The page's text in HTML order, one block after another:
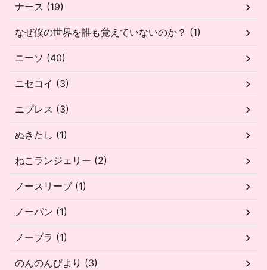
ナース (19)
なぜ僕の世界を誰も覚えていないのか？ (1)
ニーソ (40)
ニセコイ (3)
ニプレス (3)
ぬきたし (1)
ねこランジェリー (2)
ノースリーブ (1)
ノーパン (1)
ノーブラ (1)
のんのんびより (3)